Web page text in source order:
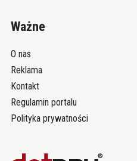
Ważne
O nas
Reklama
Kontakt
Regulamin portalu
Polityka prywatności